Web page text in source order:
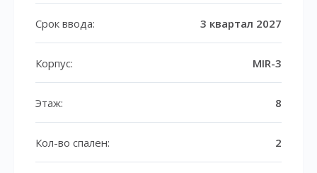
Срок ввода: 3 квартал 2027
Корпус: MIR-3
Этаж: 8
Кол-во спален: 2